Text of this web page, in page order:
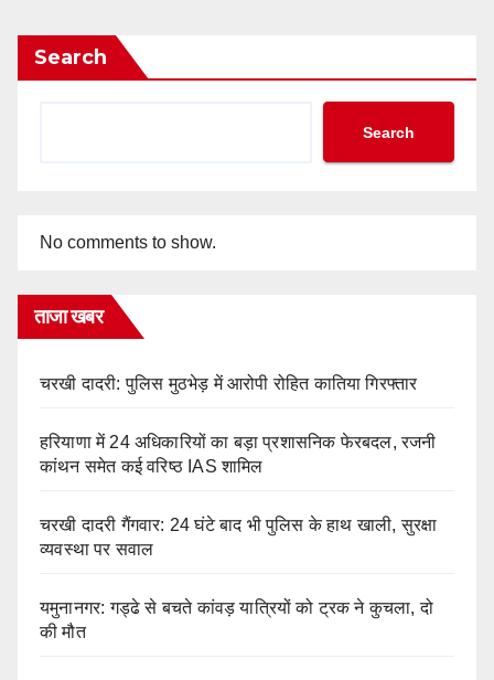
Search
Search
No comments to show.
ताजा खबर
चरखी दादरी: पुलिस मुठभेड़ में आरोपी रोहित कातिया गिरफ्तार
हरियाणा में 24 अधिकारियों का बड़ा प्रशासनिक फेरबदल, रजनी
कांथन समेत कई वरिष्ठ IAS शामिल
चरखी दादरी गैंगवार: 24 घंटे बाद भी पुलिस के हाथ खाली, सुरक्षा
व्यवस्था पर सवाल
यमुनानगर: गड्ढे से बचते कांवड़ यात्रियों को ट्रक ने कुचला, दो
की मौत